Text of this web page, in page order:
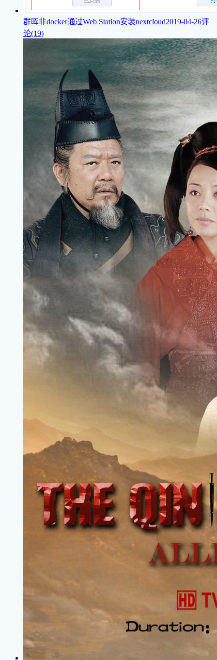
群晖非docker通过Web Station安装nextcloud2019-04-26评
论(19)